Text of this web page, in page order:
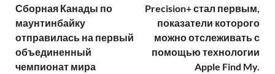
Сборная Канады по
маунтинбайку
отправилась на первый
объединенный
чемпионат мира
Precision+ стал первым,
показатели которого
можно отслеживать с
помощью технологии
Apple Find My.